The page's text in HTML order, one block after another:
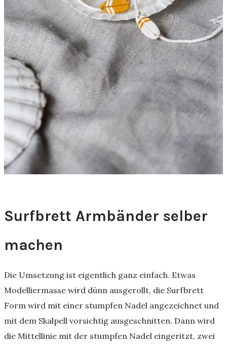
Surfbrett Armbänder selber
machen
Die Umsetzung ist eigentlich ganz einfach. Etwas
Modelliermasse wird dünn ausgerollt, die Surfbrett
Form wird mit einer stumpfen Nadel angezeichnet und
mit dem Skalpell vorsichtig ausgeschnitten. Dann wird
die Mittellinie mit der stumpfen Nadel eingeritzt, zwei